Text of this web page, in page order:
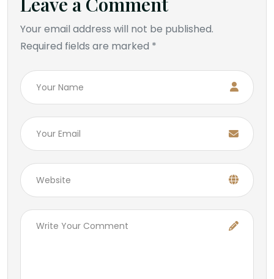
Your email address will not be published.
Required fields are marked *